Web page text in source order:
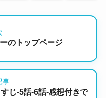
のトップページ
事
じ-5話-6話-感想付きで